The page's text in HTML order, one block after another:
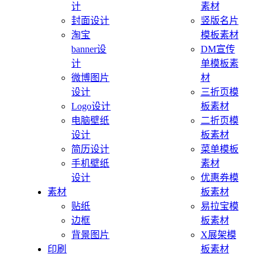
计
封面设计
淘宝
banner设
计
微博图片
设计
Logo设计
电脑壁纸
设计
简历设计
手机壁纸
设计
素材
贴纸
边框
背景图片
印刷
素材
竖版名片
模板素材
DM宣传
单模板素
材
三折页模
板素材
二折页模
板素材
菜单模板
素材
优惠券模
板素材
易拉宝模
板素材
X展架模
板素材